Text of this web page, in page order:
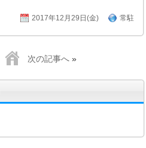
2017年12月29日(金) 常駐
次の記事へ »